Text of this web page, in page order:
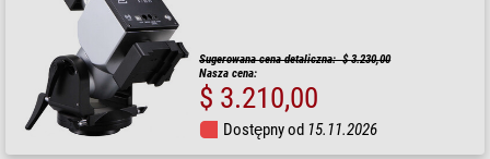
Sugerowana cena detaliczna: $ 3.230,00
Nasza cena:
$ 3.210,00
Dostępny od 15.11.2026